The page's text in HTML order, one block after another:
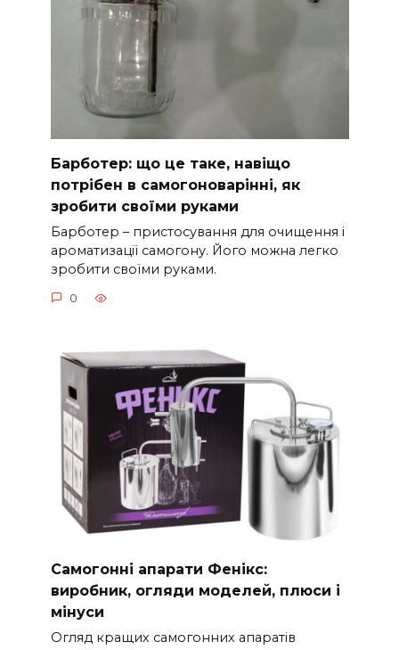
Барботер: що це таке, навіщо
потрібен в самогоноварінні, як
зробити своїми руками
Барботер – пристосування для очищення і
ароматизації самогону. Його можна легко
зробити своїми руками.
0
Самогонні апарати Фенікс:
виробник, огляди моделей, плюси і
мінуси
Огляд кращих самогонних апаратів